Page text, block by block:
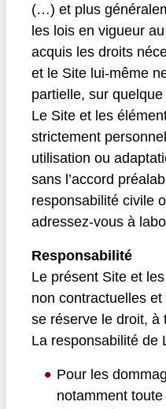
(…) et plus
les lois en vigueur
acquis les droits
et le Site lui-même
partielle, sur
Le Site et les
strictement
utilisation ou
sans l’accord
responsabilité civile
adressez-vous à
Responsabilité
Le présent Site et
non contractuelles
se réserve le droit, à
La responsabilité de
Pour les
notamment